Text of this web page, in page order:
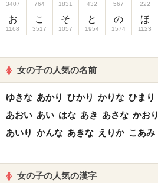
3407
お
1168
764
こ
3517
1831
そ
1057
432
と
1954
567
の
1574
222
ほ
1123
女の子の人気の名前
ゆきな あかり ひかり かりな ひまり
あおい あい はな あき あさな かおり
あいり かんな あきな えりか こあみ
女の子の人気の漢字